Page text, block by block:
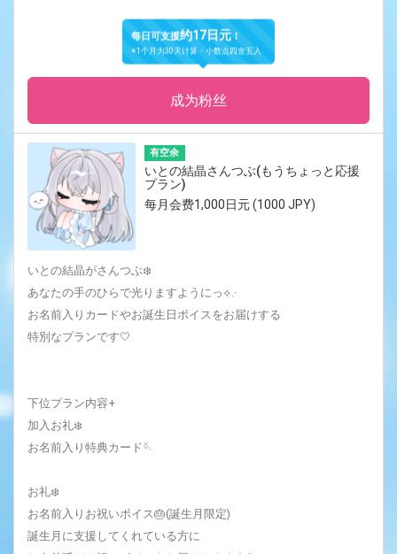
每日可支援约17日元！
※1个月为30天计算・小数点四舍五入
成为粉丝
有空余
いとの結晶さんつぶ(もうちょっと応援
プラン)
每月会费1,000日元 (1000 JPY)
いとの結晶がさんつぶ❄️‎
あなたの手のひらで光りますようにっ⟡.·
お名前入りカードやお誕生日ボイスをお届けする
特別なプランです🤍
下位プラン内容+
加入お礼❄️
お名前入り特典カード🪡
お礼❄️‎
お名前入りお祝いボイス🎂(誕生月限定)
誕生月に支援してくれている方に